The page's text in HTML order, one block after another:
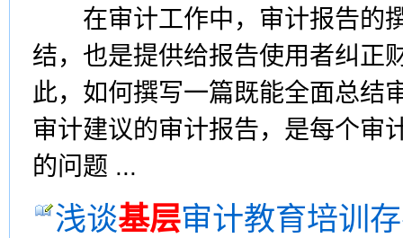
在审计工作中，审计报告的
结，也是提供给报告使用者纠正
此，如何撰写一篇既能全面总结
审计建议的审计报告，是每个审
的问题 ...
浅谈基层审计教育培训